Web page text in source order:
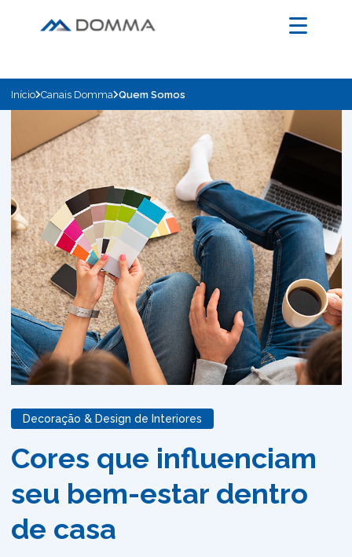
Início Canais Domma Quem Somos
Decoração & Design de Interiores
Cores que influenciam
seu bem-estar dentro
de casa